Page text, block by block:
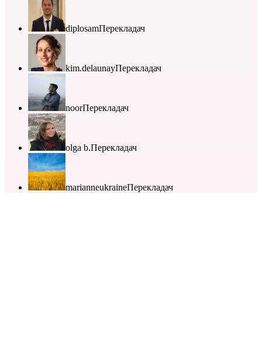
diplosamПерекладач
kim.delaunayПерекладач
noorПерекладач
olga b.Перекладач
marianneukraineПерекладач